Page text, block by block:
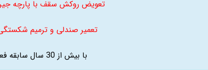
تعویض روکش سقف با پارچه جیر
تعمیر صندلی و ترمیم
با بیش از 30 سال سابقه فعالیت